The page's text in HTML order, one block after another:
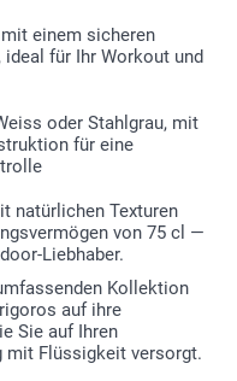
einem sicheren
für Ihr Workout und
oder Stahlgrau, mit
für eine
natürlichen Texturen
von 75 cl —
Liebhaber.
Kollektion
auf ihre
Sie auf Ihren
mit Flüssigkeit versorgt.